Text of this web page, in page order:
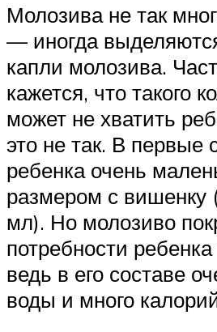
Молозива не так
— иногда
капли молозива.
кажется, что такого
может не хватить
это не так. В первые
ребенка очень
размером с
мл). Но молозиво
потребности
ведь в его составе
воды и много